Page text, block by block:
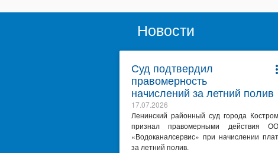
Новости
more_vert
Суд подтвердил
правомерность
начислений за летний полив
17.07.2026
Ленинский районный суд города
признал правомерными действия
«Водоканалсервис» при начислении
за летний полив.